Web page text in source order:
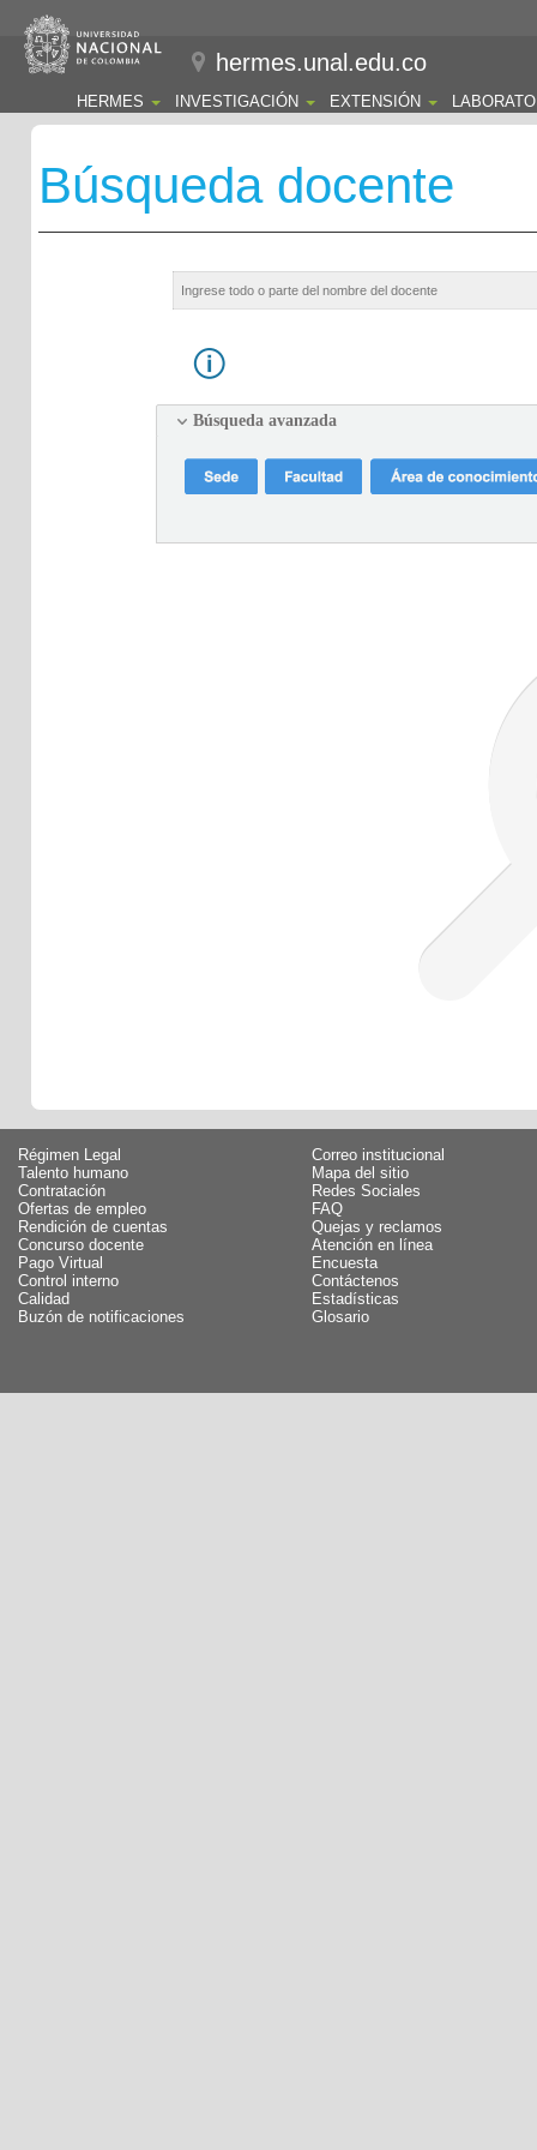
hermes.unal.edu.co
HERMES INVESTIGACIÓN EXTENSIÓN
Búsqueda docente
Búsqueda avanzada
Régimen Legal
Talento humano
Contratación
Ofertas de empleo
Rendición de cuentas
Concurso docente
Pago Virtual
Control interno
Calidad
Buzón de notificaciones
Correo institucional
Mapa del sitio
Redes Sociales
FAQ
Quejas y reclamos
Atención en línea
Encuesta
Contáctenos
Estadísticas
Glosario